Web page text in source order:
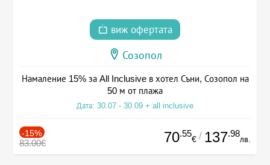
виж офертата
Созопол
Намаление 15% за All Inclusive в хотел Съни, Созопол на
50 м от плажа
Дата: 30.07 - 30.09 + all inclusive
-15%
83.00€ 70.55
€ / 137.98
лв.